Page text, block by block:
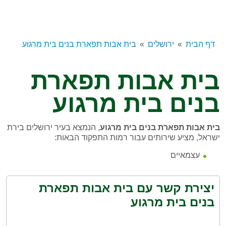
דף הבית ירושלים בית אבות תפארת בנים בית מרגוע
בית אבות תפארת
בנים בית מרגוע
בית אבות תפארת בנים בית מרגוע, הנמצא בעיר ירושלים בירת
ישראל, מציע שירותים עבור רמות התפקוד הבאות:
עצמאיים
יצירת קשר עם בית אבות תפארת
בנים בית מרגוע